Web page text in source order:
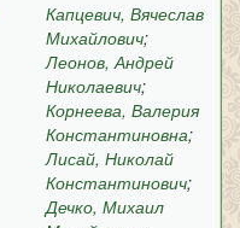
Капцевич, Вячеслав
Михайлович;
Леонов, Андрей
Николаевич;
Корнеева, Валерия
Константиновна;
Лисай, Николай
Константинович;
Дечко, Михаил